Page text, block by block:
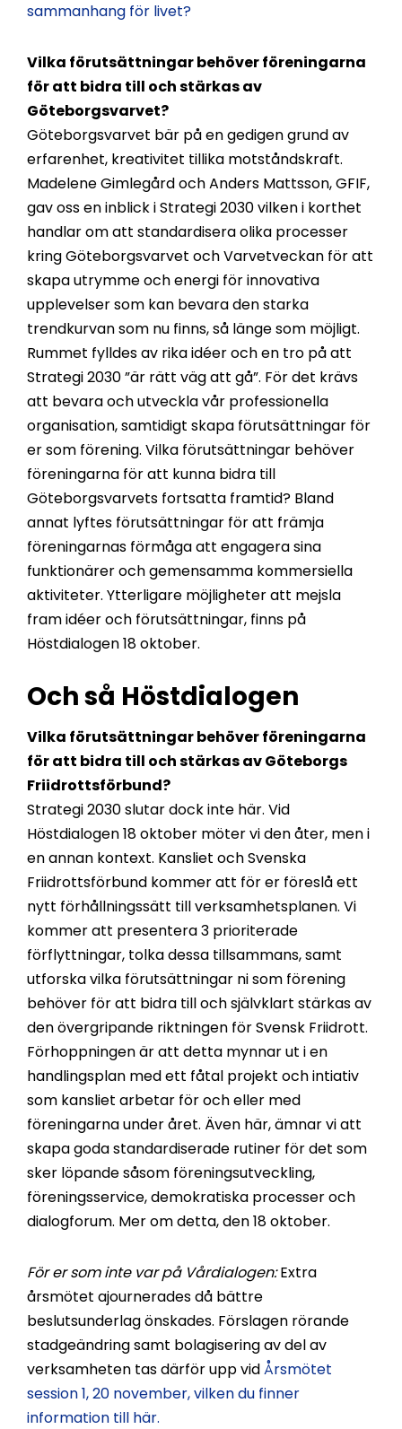
sammanhang för livet?
Vilka förutsättningar behöver föreningarna
för att bidra till och stärkas av
Göteborgsvarvet?
Göteborgsvarvet bär på en gedigen grund av
erfarenhet, kreativitet tillika motståndskraft.
Madelene Gimlegård och Anders Mattsson, GFIF,
gav oss en inblick i Strategi 2030 vilken i korthet
handlar om att standardisera olika processer
kring Göteborgsvarvet och Varvetveckan för att
skapa utrymme och energi för innovativa
upplevelser som kan bevara den starka
trendkurvan som nu finns, så länge som möjligt.
Rummet fylldes av rika idéer och en tro på att
Strategi 2030 ”är rätt väg att gå”. För det krävs
att bevara och utveckla vår professionella
organisation, samtidigt skapa förutsättningar för
er som förening. Vilka förutsättningar behöver
föreningarna för att kunna bidra till
Göteborgsvarvets fortsatta framtid? Bland
annat lyftes förutsättningar för att främja
föreningarnas förmåga att engagera sina
funktionärer och gemensamma kommersiella
aktiviteter. Ytterligare möjligheter att mejsla
fram idéer och förutsättningar, finns på
Höstdialogen 18 oktober.
Och så Höstdialogen
Vilka förutsättningar behöver föreningarna
för att bidra till och stärkas av Göteborgs
Friidrottsförbund?
Strategi 2030 slutar dock inte här. Vid
Höstdialogen 18 oktober möter vi den åter, men i
en annan kontext. Kansliet och Svenska
Friidrottsförbund kommer att för er föreslå ett
nytt förhållningssätt till verksamhetsplanen. Vi
kommer att presentera 3 prioriterade
förflyttningar, tolka dessa tillsammans, samt
utforska vilka förutsättningar ni som förening
behöver för att bidra till och självklart stärkas av
den övergripande riktningen för Svensk Friidrott.
Förhoppningen är att detta mynnar ut i en
handlingsplan med ett fåtal projekt och intiativ
som kansliet arbetar för och eller med
föreningarna under året. Även här, ämnar vi att
skapa goda standardiserade rutiner för det som
sker löpande såsom föreningsutveckling,
föreningsservice, demokratiska processer och
dialogforum. Mer om detta, den 18 oktober.
För er som inte var på Vårdialogen:Extra
årsmötet ajournerades då bättre
beslutsunderlag önskades. Förslagen rörande
stadgeändring samt bolagisering av del av
verksamheten tas därför upp vidÅrsmötet
session 1, 20 november, vilken du finner
information till här.